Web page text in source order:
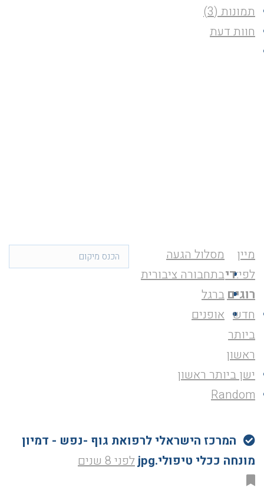
תמונות (3)
חוות דעת
מסלול הגעה
בתחבורה ציבורית
ברגל
אופנים
מיין
לפי:די
רוגים
חדש
ביותר
ראשון
ישן ביותר ראשון
Random
המרכז הישראלי לרפואת גוף -נפש - דמיון
מונחה ככלי טיפולי.jpg
לפני 8 שנים